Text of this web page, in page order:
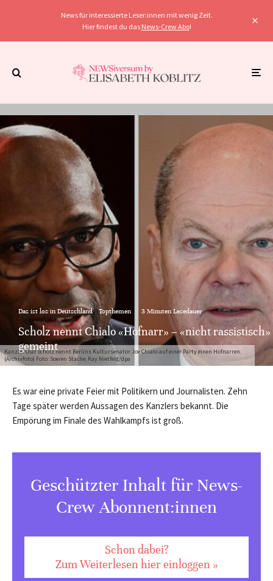
News für interessierte Leser:innen mit wenig Zeit.
Hier findest du das News-Crew Abo!
Kanzler Olaf Scholz nennt Berlins Kultursenator Joe Chialo auf einer Party einen Hofnarren.
(Archivfoto) Foto: Soeren Stache; Kay Nietfeld/dpa
Das ist los in Deutschland Topthemen · 3 Minuten Lesedauer
Scholz nennt Chialo «Hofnarr» – «nicht rassistisch»
gemeint
Es war eine private Feier mit Politikern und Journalisten. Zehn
Tage später werden Aussagen des Kanzlers bekannt. Die
Empörung im Finale des Wahlkampfs ist groß.
Geschützter Inhalt für News-
Crew Abonnent:innen
Schon dabei?
Zum Weiterlesen hier einloggen »